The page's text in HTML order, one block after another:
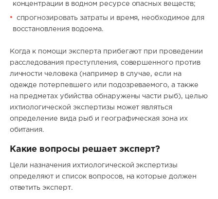
концентрации в водном ресурсе опасных веществ;
спрогнозировать затраты и время, необходимое для
восстановления водоема.
Когда к помощи эксперта прибегают при проведении
расследования преступления, совершенного против
личности человека (например в случае, если на
одежде потерпевшего или подозреваемого, а также
на предметах убийства обнаружены части рыб), целью
ихтиологической экспертизы может являться
определение вида рыб и географическая зона их
обитания.
Какие вопросы решает эксперт?
Цели назначения ихтиологической экспертизы
определяют и список вопросов, на которые должен
ответить эксперт.